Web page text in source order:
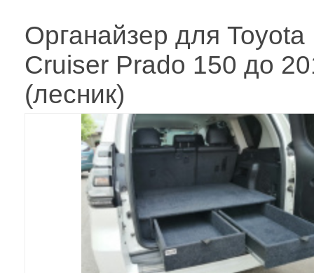
Органайзер для Toyota
Cruiser Prado 150 до
(лесник)